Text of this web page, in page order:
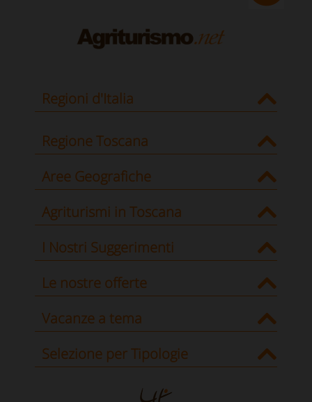
Regioni d'Italia
Regione Toscana
Aree Geografiche
Agriturismi in Toscana
I Nostri Suggerimenti
Le nostre offerte
Vacanze a tema
Selezione per Tipologie